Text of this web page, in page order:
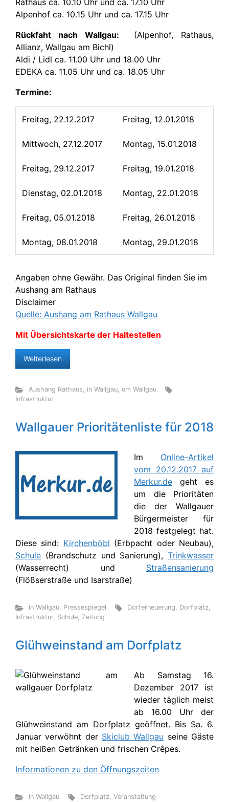
Rathaus ca. 10.10 Uhr und ca. 17.10 Uhr
Alpenhof ca. 10.15 Uhr und ca. 17.15 Uhr
Rückfaht nach Wallgau: (Alpenhof, Rathaus,
Allianz, Wallgau am Bichl)
Aldi / Lidl ca. 11.00 Uhr und 18.00 Uhr
EDEKA ca. 11.05 Uhr und ca. 18.05 Uhr
Termine:
Freitag, 22.12.2017 Freitag, 12.01.2018
Mittwoch, 27.12.2017 Montag, 15.01.2018
Freitag, 29.12.2017 Freitag, 19.01.2018
Dienstag, 02.01.2018 Montag, 22.01.2018
Freitag, 05.01.2018 Freitag, 26.01.2018
Montag, 08.01.2018 Montag, 29.01.2018
Angaben ohne Gewähr. Das Original finden Sie im
Aushang am Rathaus
Disclaimer
Quelle: Aushang am Rathaus Wallgau
Mit Übersichtskarte der Haltestellen
Weiterlesen
Aushang Rathaus, in Wallgau, um Wallgau
Infrastruktur
Wallgauer Prioritätenliste für 2018
Im Online-Artikel
vom 20.12.2017 auf
Merkur.de geht es
um die Prioritäten
die der Wallgauer
Bürgermeister für
2018 festgelegt hat.
Diese sind: Kirchenböbl (Erbpacht oder Neubau),
Schule (Brandschutz und Sanierung), Trinkwasser
(Wasserrecht) und Straßensanierung
(Flößserstraße und Isarstraße)
in Wallgau, Pressespiegel Dorferneuerung, Dorfplatz,
Infrastruktur, Schule, Zeitung
Glühweinstand am Dorfplatz
Ab Samstag 16.
Dezember 2017 ist
wieder täglich meist
ab 16.00 Uhr der
Glühweinstand am Dorfplatz geöffnet. Bis Sa. 6.
Januar verwöhnt der Skiclub Wallgau seine Gäste
mit heißen Getränken und frischen Crêpes.
Informationen zu den Öffnungszeiten
in Wallgau Dorfplatz,Veranstaltung